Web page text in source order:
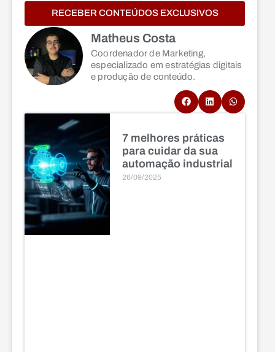
RECEBER CONTEÚDOS EXCLUSIVOS
Matheus Costa
Coordenador de Marketing,
especializado em estratégias digitais
e produção de conteúdo.
7 melhores práticas
para cuidar da sua
automação industrial
26/09/2025